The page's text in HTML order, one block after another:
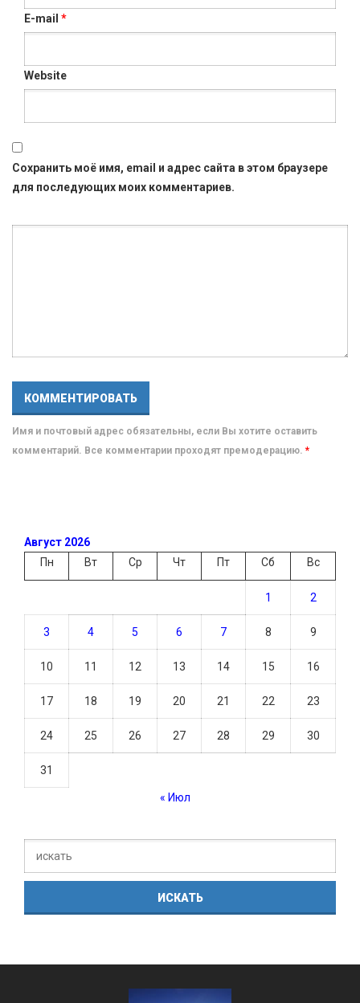
E-mail *
Website
Сохранить моё имя, email и адрес сайта в этом браузере
для последующих моих комментариев.
Имя и почтовый адрес обязательны, если Вы хотите оставить
комментарий. Все комментарии проходят премодерацию. *
Август 2026
Пн
Вт Ср Чт Пт Сб Вс
1 2
3 4 5 6 7 8 9
10 11 12 13 14 15 16
17 18 19 20 21 22 23
24 25 26 27 28 29 30
31
« Июл